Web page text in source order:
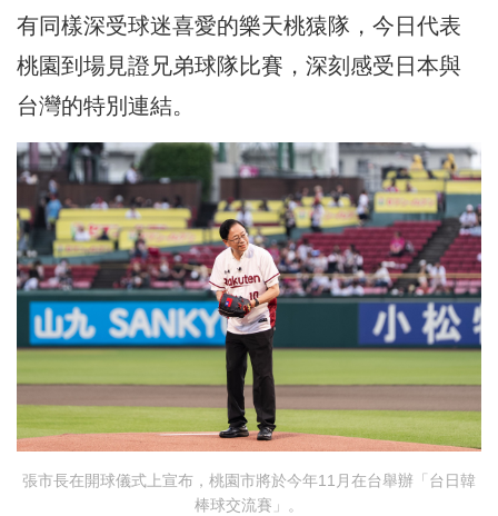
有同樣深受球迷喜愛的樂天桃猿隊，今日代表
桃園到場見證兄弟球隊比賽，深刻感受日本與
台灣的特別連結。
張市長在開球儀式上宣布，桃園市將於今年11月在台舉辦「 台 日韓
棒球交流賽」。